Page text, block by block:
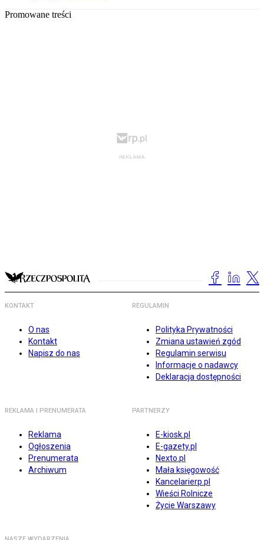
Promowane treści
KONTAKT
O nas
Kontakt
Napisz do nas
REGULAMIN
Polityka Prywatności
Zmiana ustawień zgód
Regulamin serwisu
Informacje o nadawcy
Deklaracja dostępności
REKLAMA I PRENUMERATA
Reklama
Ogłoszenia
Prenumerata
Archiwum
PARTNERZY
E-kiosk.pl
E-gazety.pl
Nexto.pl
Mała księgowość
Kancelarierp.pl
Wieści Rolnicze
Życie Warszawy